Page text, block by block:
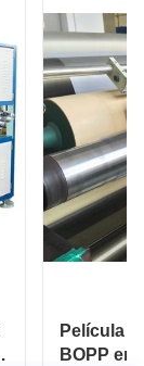
Película
BOPP en